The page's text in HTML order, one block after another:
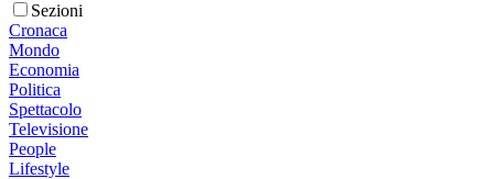
Sezioni
Cronaca
Mondo
Economia
Politica
Spettacolo
Televisione
People
Lifestyle